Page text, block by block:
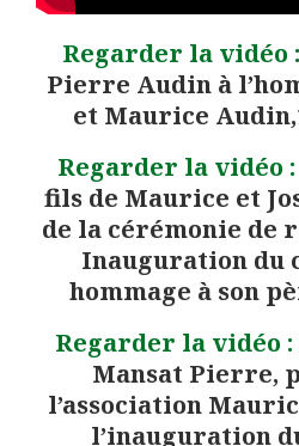
Regarder la vidéo :
Pierre Audin à
et Maurice
Regarder la vidéo :
fils de Maurice et
de la cérémonie de
Inauguration du
hommage à son
Regarder la vidéo :
Mansat Pierre,
l’association
l’inauguration